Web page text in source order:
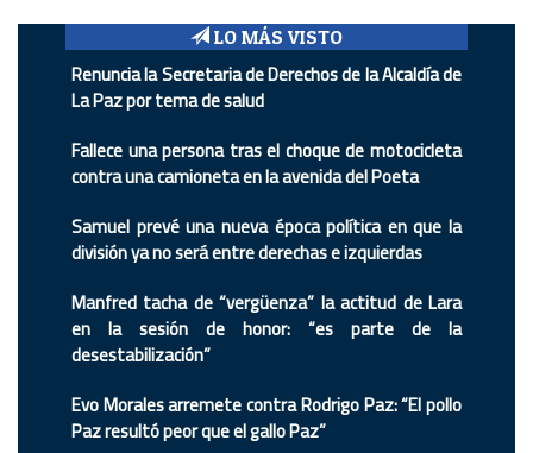
LO MÁS VISTO
Renuncia la Secretaria de Derechos de la Alcaldía de
La Paz por tema de salud
Fallece una persona tras el choque de motocicleta
contra una camioneta en la avenida del Poeta
Samuel prevé una nueva época política en que la
división ya no será entre derechas e izquierdas
Manfred tacha de “vergüenza” la actitud de Lara
en la sesión de honor: “es parte de la
desestabilización”
Evo Morales arremete contra Rodrigo Paz: “El pollo
Paz resultó peor que el gallo Paz”